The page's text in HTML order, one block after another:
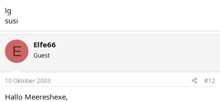
lg
susi
E Elfe66
Guest
10 Oktober 2003 #12
Hallo Meereshexe,